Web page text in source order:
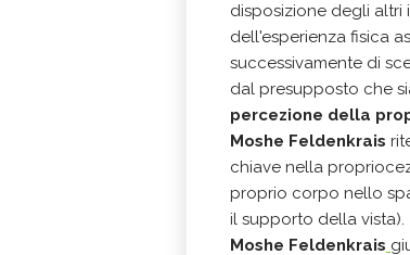
disposizione degli
dell'esperienza fisica
successivamente di
dal presupposto che
percezione della
Moshe Feldenkrais
chiave nella
proprio corpo nello
il supporto della vista).
Moshe Feldenkrais